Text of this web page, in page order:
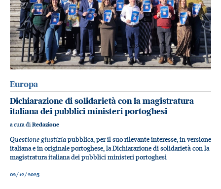
Europa
Dichiarazione di solidarietà con la magistratura
italiana dei pubblici ministeri portoghesi
a cura di Redazione
Questione giustiziapubblica, per il suo rilevante interesse, in versione
italiana e in originale portoghese, la Dichiarazione di solidarietà con la
magistratura italiana dei pubblici ministeri portoghesi
02/12/2025